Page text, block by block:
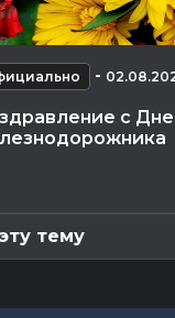
-
с
тему